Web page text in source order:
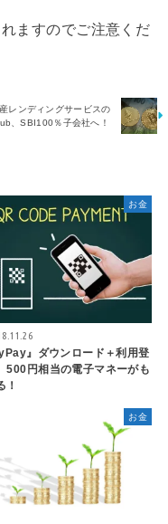
ますのでご注意くだ
レンディングサービスの
、SBI100％子会社へ！
お金
』ダウンロード＋利用登
500円相当の電子マネーがも
！
お金